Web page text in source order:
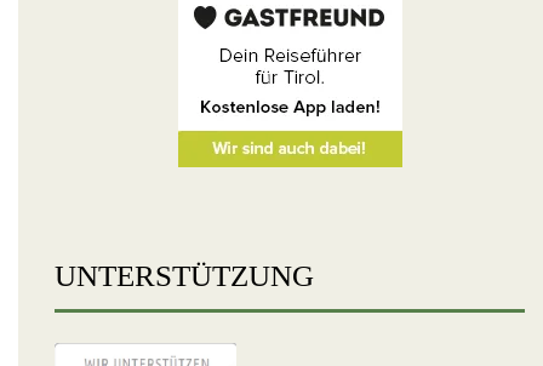
UNTERSTÜTZUNG